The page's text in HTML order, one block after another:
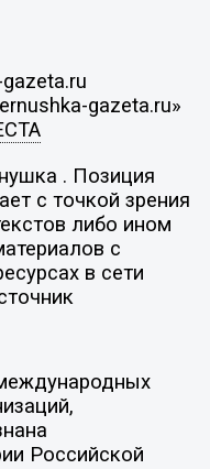
gazeta.ru»
. Позиция
с точкой зрения
либо ином
с
в сети
Российской